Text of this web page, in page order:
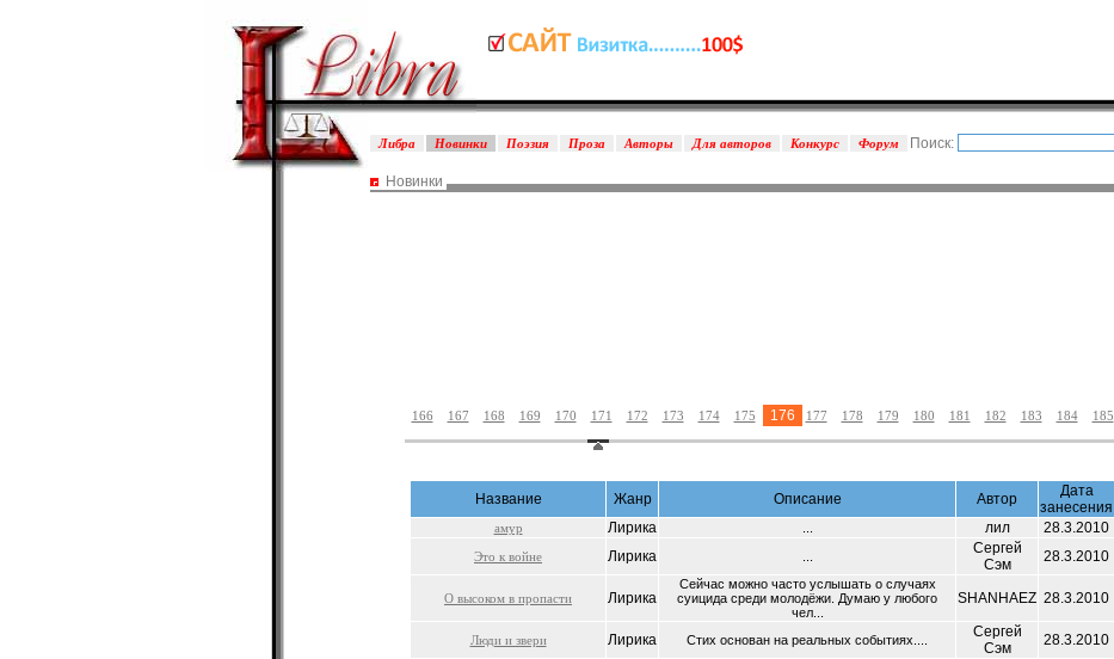
Поиск:
Либра Новинки Поэзия Проза Авторы Для авторов Конкурс Форум
Новинки
166 167 168 169 170 171 172 173 174 175 176 177 178 179 180 181 182 183 184 185
Название Жанр Описание Автор
Дата
занесения
амур Лирика лил 28.3.2010
Это к войне Лирика
Сергей
Сэм
28.3.2010
О высоком в пропасти Лирика
Сейчас можно часто услышать о случаях
суицида среди молодёжи. Думаю у любого
чел...
SHANHAEZ 28.3.2010
Люди и звери Лирика Стих основан на реальных событиях....
Сергей
Сэм
28.3.2010